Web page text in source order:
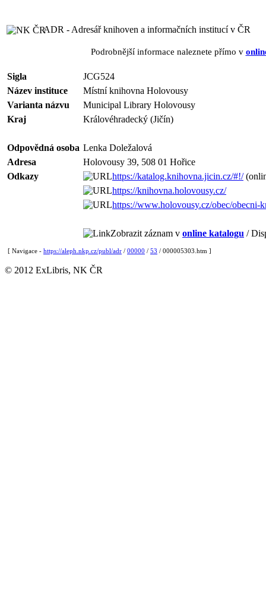
ADR - Adresář knihoven a informačních institucí v ČR
Podrobnější informace naleznete přímo v
Sigla
JCG524
Název instituce
Místní knihovna Holovousy
Varianta názvu
Municipal Library Holovousy
Kraj
Královéhradecký (Jičín)
Odpovědná osoba Lenka Doležalová
Adresa
Holovousy 39, 508 01 Hořice
Odkazy
https://katalog.knihovna.jicin.cz/#!/
https://knihovna.holovousy.cz/
https://www.holovousy.cz/obec/obecni-
Zobrazit záznam v online katalogu /
[ Navigace - https://aleph.nkp.cz/publ/adr / 00000 / 53 / 000005303.htm ]
© 2012 ExLibris, NK ČR